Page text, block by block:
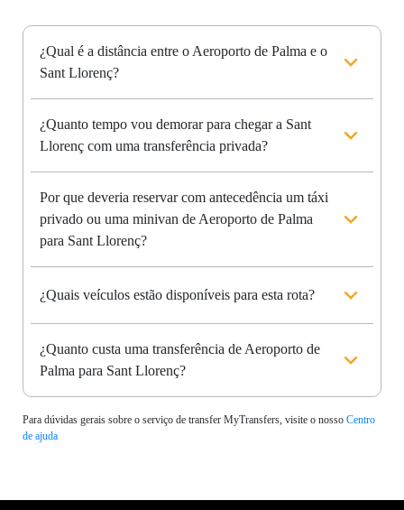
¿Qual é a distância entre o Aeroporto de Palma e o
Sant Llorenç?
¿Quanto tempo vou demorar para chegar a Sant
Llorenç com uma transferência privada?
Por que deveria reservar com antecedência um táxi
privado ou uma minivan de Aeroporto de Palma
para Sant Llorenç?
¿Quais veículos estão disponíveis para esta rota?
¿Quanto custa uma transferência de Aeroporto de
Palma para Sant Llorenç?
Para dúvidas gerais sobre o serviço de transfer MyTransfers, visite o nosso Centro
de ajuda